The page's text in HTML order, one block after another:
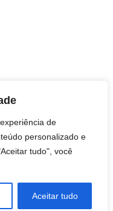
de
personalizado e
tudo", você
Aceitar tudo